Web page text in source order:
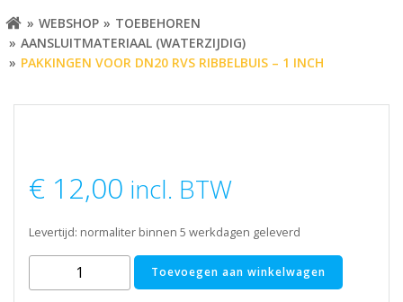
WEBSHOP
TOEBEHOREN
AANSLUITMATERIAAL (WATERZIJDIG)
PAKKINGEN VOOR DN20 RVS RIBBELBUIS – 1 INCH
€ 12,00 incl. BTW
Levertijd: normaliter binnen 5 werkdagen geleverd
Pakkingen
voor
Toevoegen aan winkelwagen